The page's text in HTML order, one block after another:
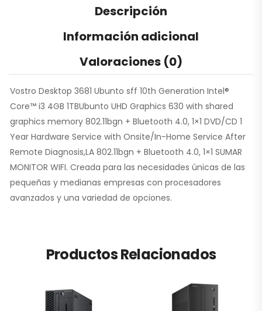
Descripción
Información adicional
Valoraciones (0)
Vostro Desktop 3681 Ubunto sff 10th Generation Intel®
Core™ i3 4GB 1TBUbunto UHD Graphics 630 with shared
graphics memory 802.11bgn + Bluetooth 4.0, 1×1 DVD/CD 1
Year Hardware Service with Onsite/In-Home Service After
Remote Diagnosis,LA 802.11bgn + Bluetooth 4.0, 1×1 SUMAR
MONITOR WIFI. Creada para las necesidades únicas de las
pequeñas y medianas empresas con procesadores
avanzados y una variedad de opciones.
Productos Relacionados